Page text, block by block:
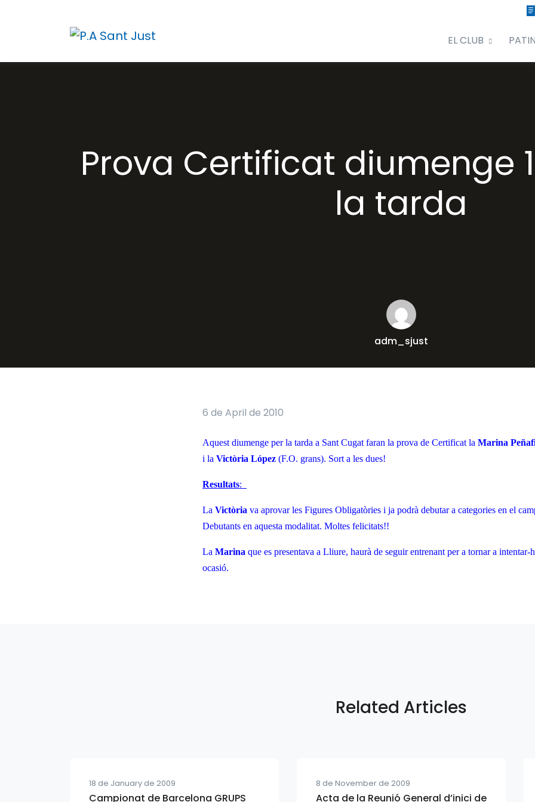
EL CLUB
Prova Certificat diumenge
la tarda
adm_sjust
6 de April de 2010
Aquest diumenge per la tarda a Sant Cugat faran la prova de Certificat la Marina
i la Victòria López (F.O. grans). Sort a les dues!
Resultats:
La Victòria va aprovar les Figures Obligatòries i ja podrà debutar a categories en el
Debutants en aquesta modalitat. Moltes felicitats!!
La Marina que es presentava a Lliure, haurà de seguir entrenant per a tornar a intentar-
ocasió.
Related Articles
18 de January de 2009
Campionat de Barcelona GRUPS
8 de November de 2009
Acta de la Reunió General d’inici de